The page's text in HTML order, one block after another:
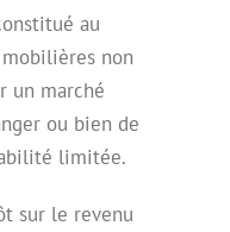
au
non
un marché
ou bien de
limitée.
sur le revenu